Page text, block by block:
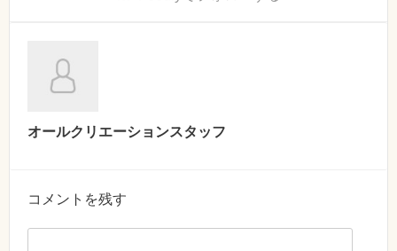
オールクリエーションスタッフ
コメントを残す